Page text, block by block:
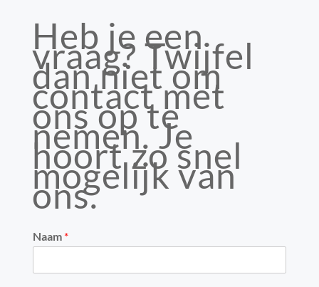
Heb je een
vraag? Twijfel
dan niet om
contact met
ons op te
nemen. Je
hoort zo snel
mogelijk van
ons.
Naam *